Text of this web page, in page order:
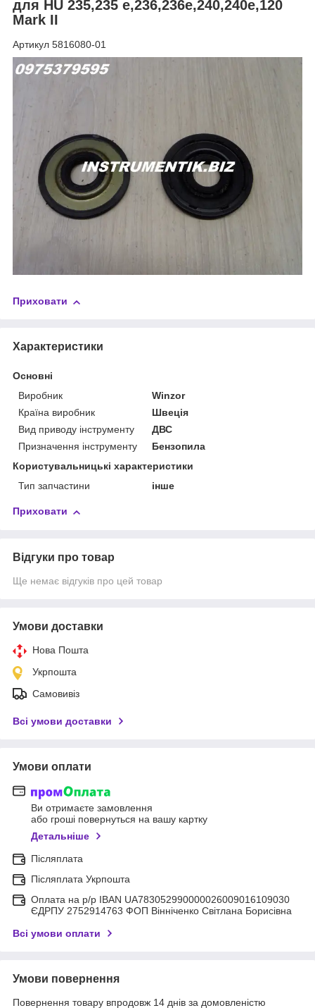
для HU 235,235 e,236,236e,240,240e,120
Mark II
Артикул 5816080-01
Приховати
Характеристики
Основні
Виробник
Winzor
Країна виробник
Швеція
Вид приводу інструменту
ДВС
Призначення інструменту
Бензопила
Користувальницькі характеристики
Тип запчастини
інше
Приховати
Відгуки про товар
Ще немає відгуків про цей товар
Умови доставки
Нова Пошта
Укрпошта
Самовивіз
Всі умови доставки
Умови оплати
Ви отримаєте замовлення
або гроші повернуться на вашу картку
Детальніше
Післяплата
Післяплата Укрпошта
Оплата на р/р IBAN UA783052990000026009016109030
ЄДРПУ 2752914763 ФОП Вінніченко Світлана Борисівна
Всі умови оплати
Умови повернення
Повернення товару впродовж 14 днів за домовленістю